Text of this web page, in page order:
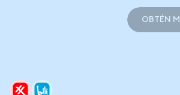
OBTÉN